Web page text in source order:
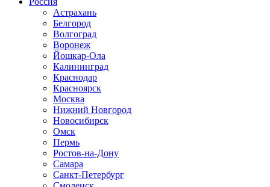
Астрахань
Белгород
Волгоград
Воронеж
Йошкар-Ола
Калининград
Краснодар
Красноярск
Москва
Нижний Новгород
Новосибирск
Омск
Пермь
Ростов-на-Дону
Самара
Санкт-Петербург